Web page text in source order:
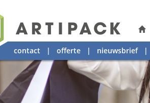
contact | offerte | nieuwsbrief|